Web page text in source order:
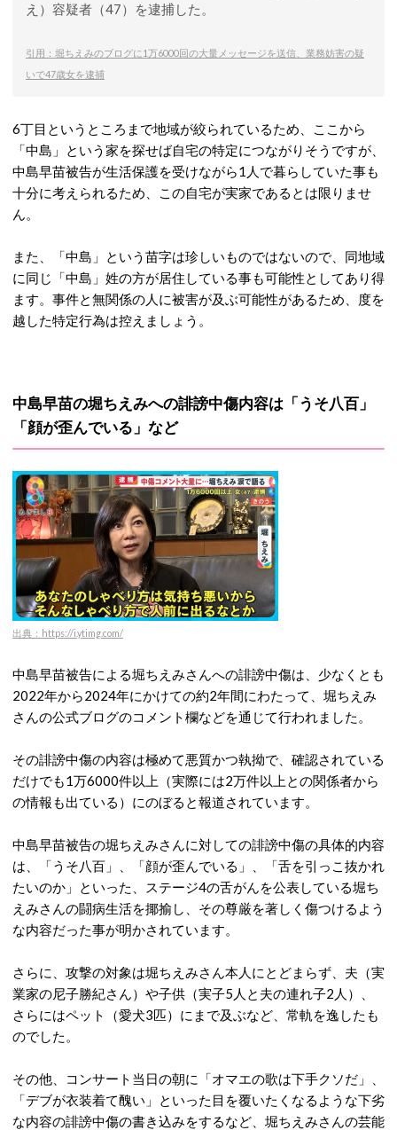
え）容疑者（47）を逮捕した。
引用：堀ちえみのブログに1万6000回の大量メッセージを送信、業務妨害の疑
いで47歳女を逮捕
6丁目というところまで地域が絞られているため、ここから
「中島」という家を探せば自宅の特定につながりそうですが、
中島早苗被告が生活保護を受けながら1人で暮らしていた事も
十分に考えられるため、この自宅が実家であるとは限りませ
ん。
また、「中島」という苗字は珍しいものではないので、同地域
に同じ「中島」姓の方が居住している事も可能性としてあり得
ます。事件と無関係の人に被害が及ぶ可能性があるため、度を
越した特定行為は控えましょう。
中島早苗の堀ちえみへの誹謗中傷内容は「うそ八百」
「顔が歪んでいる」など
出典：https://i.ytimg.com/
中島早苗被告によ る堀ちえみさんへの誹謗中傷は、少なくとも
2022年から2024年にかけての約2年間にわたって、 堀ちえみ
さんの公式ブログのコメント欄などを通じて行われました。
その誹謗中傷の内容は極めて悪質かつ執拗で、確認されている
だけでも1万6000件以上（実際には2万件以上との関係者から
の情報も出ている）にのぼると報道されています。
中島早苗被告の堀ちえみさんに対しての誹謗中傷の具体的内容
は、「うそ八百」、「顔が歪んでいる」、「舌を引っこ抜かれ
たいのか」といった、ステージ4の舌がんを公表している堀ち
えみさんの闘病生活を揶揄し、その尊厳を著しく傷つけるよう
な内容だった事が明かされています。
さらに、攻撃の対象は堀ちえみさん本人にとどまらず、夫（実
業家の尼子勝紀さん）や子供（実子5人と夫の連れ子2人）、
さらにはペット（愛犬3匹）にまで及ぶなど、常軌を逸したも
のでした。
その他、コンサート当日の朝に「オマエの歌は下手クソだ」、
「デブが衣装着て醜い」といった目を覆いたくなるような下劣
な内容の誹謗中傷の書き込みをするなど、堀ちえみさんの芸能